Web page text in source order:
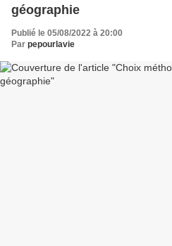
géographie
Publié le 05/08/2022 à 20:00
Par pepourlavie